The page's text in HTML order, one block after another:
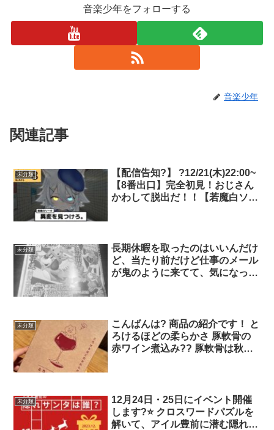
音楽少年をフォローする
音楽少年
関連記事
未分類
【配信告知?】 ?️12/21(木)22:00~
【8番出口】完全初見！おじさん
かわして脱出だ！！【若魔白ソー
センス抜群ソーダ様なら余裕っし
ょ！！
未分類
長期休暇を取ったのはいいんだけ
ど、当たり前だけど仕事のメール
が鬼のように来てて、気になって
逃避していいんかなぁ、、、、自
分がやになる。
未分類
こんばんは? 商品の紹介です！ と
ろけるほどの柔らかさ 豚軟骨の
赤ワイン煮込み?? 豚軟骨は秋田
ました( ´艸`) 1頭から数百gしか取
れない希少部位で コラーゲンが
たっぷりの美容にも 嬉しい商品
未分類
12月24日・25日にイベント開催
します?⭐ クロスワードパズルを
解いて、アイル豊前に潜む隠れサ